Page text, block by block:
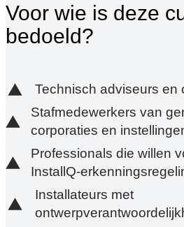
Voor wie is deze
bedoeld?
Technisch adviseurs en
Stafmedewerkers van
corporaties en
Professionals die willen
InstallQ-
Installateurs met